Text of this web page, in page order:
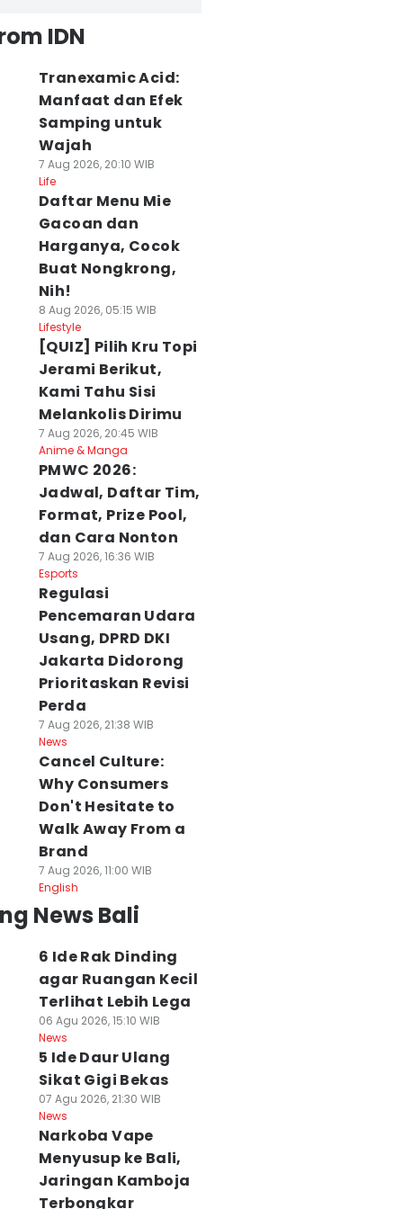
IDN
Tranexamic Acid:
Manfaat dan Efek
Samping untuk
Wajah
7 Aug 2026, 20:10 WIB
Life
Daftar Menu Mie
Gacoan dan
Harganya, Cocok
Buat Nongkrong,
Nih!
8 Aug 2026, 05:15 WIB
Lifestyle
[QUIZ] Pilih Kru Topi
Jerami Berikut,
Kami Tahu Sisi
Melankolis Dirimu
7 Aug 2026, 20:45 WIB
Anime & Manga
PMWC 2026:
Jadwal, Daftar Tim,
Format, Prize Pool,
dan Cara Nonton
7 Aug 2026, 16:36 WIB
Esports
Regulasi
Pencemaran Udara
Usang, DPRD DKI
Jakarta Didorong
Prioritaskan Revisi
Perda
7 Aug 2026, 21:38 WIB
News
Cancel Culture:
Why Consumers
Don't Hesitate to
Walk Away From a
Brand
7 Aug 2026, 11:00 WIB
English
News Bali
6 Ide Rak Dinding
agar Ruangan Kecil
Terlihat Lebih Lega
06 Agu 2026, 15:10 WIB
News
5 Ide Daur Ulang
Sikat Gigi Bekas
07 Agu 2026, 21:30 WIB
News
Narkoba Vape
Menyusup ke Bali,
Jaringan Kamboja
Terbongkar